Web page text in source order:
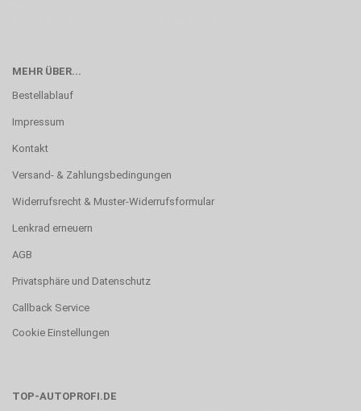
MEHR ÜBER...
Bestellablauf
Impressum
Kontakt
Versand- & Zahlungsbedingungen
Widerrufsrecht & Muster-Widerrufsformular
Lenkrad erneuern
AGB
Privatsphäre und Datenschutz
Callback Service
Cookie Einstellungen
TOP-AUTOPROFI.DE